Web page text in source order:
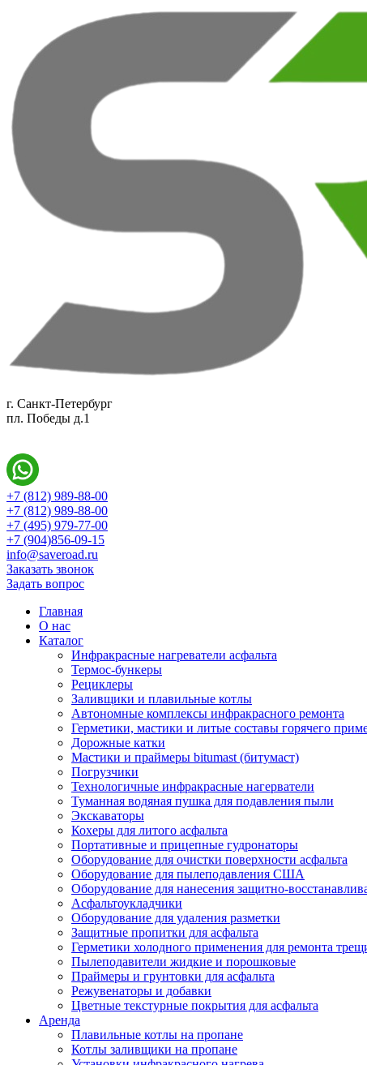
г. Санкт-Петербург
пл. Победы д.1
+7 (812) 989-88-00
+7 (812) 989-88-00
+7 (495) 979-77-00
+7 (904)856-09-15
info@saveroad.ru
Заказать звонок
Задать вопрос
Главная
О нас
Каталог
Инфракрасные нагреватели асфальта
Термос-бункеры
Рециклеры
Заливщики и плавильные котлы
Автономные комплексы инфракрасного ремонта
Герметики, мастики и литые составы горячего
Дорожные катки
Мастики и праймеры bitumast (битумаст)
Погрузчики
Технологичные инфракрасные нагерватели
Туманная водяная пушка для подавления пыли
Экскаваторы
Кохеры для литого асфальта
Портативные и прицепные гудронаторы
Оборудование для очистки поверхности асфальта
Оборудование для пылеподавления США
Оборудование для нанесения защитно-
Асфальтоукладчики
Оборудование для удаления разметки
Защитные пропитки для асфальта
Герметики холодного применения для ремонта
Пылеподавители жидкие и порошковые
Праймеры и грунтовки для асфальта
Режувенаторы и добавки
Цветные текстурные покрытия для асфальта
Аренда
Плавильные котлы на пропане
Котлы заливщики на пропане